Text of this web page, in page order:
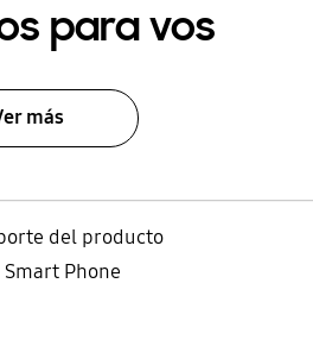
para vos
más
del producto
Smart Phone